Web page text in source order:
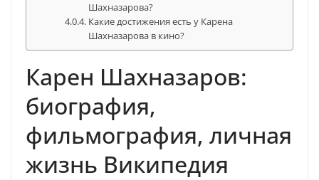
Шахназарова?
Какие достижения есть у Карена
Шахназарова в кино?
Карен Шахназаров:
биография,
фильмография, личная
жизнь Википедия